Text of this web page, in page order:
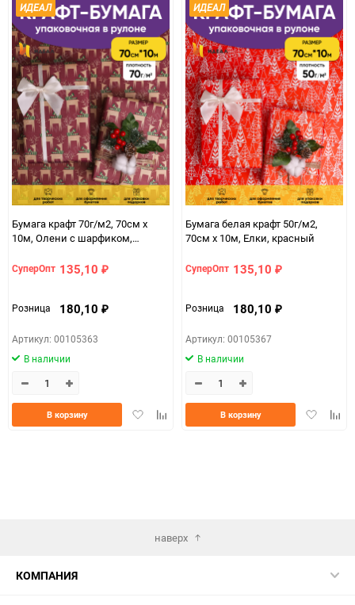
Особые условия Особых условий не требует
Минимальное количество 1
Количество в коробке 120
Единица измерения упак
ИДЕАЛ
Бумага крафт 70г/м2, 70см x
10м, Олени с шарфиком,
СуперОпт 135,10 ₽
Розница 180,10 ₽
Артикул: 00105363
В наличии
ДобавитьДобавить
В корзину
ИДЕАЛ
Бумага белая крафт 50г/м2,
70см x 10м, Елки, красный
СуперОпт 135,10 ₽
Розница 180,10 ₽
Артикул: 00105367
В наличии
Добавить
В корзину
наверх
КОМПАНИЯ